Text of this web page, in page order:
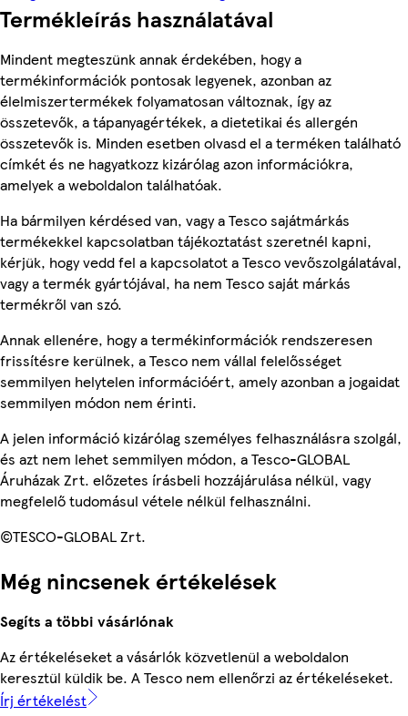
Termékleírás használatával
Mindent megteszünk annak érdekében, hogy a
termékinformációk pontosak legyenek, azonban az
élelmiszertermékek folyamatosan változnak, így az
összetevők, a tápanyagértékek, a dietetikai és allergén
összetevők is. Minden esetben olvasd el a terméken található
címkét és ne hagyatkozz kizárólag azon információkra,
amelyek a weboldalon találhatóak.
Ha bármilyen kérdésed van, vagy a Tesco sajátmárkás
termékekkel kapcsolatban tájékoztatást szeretnél kapni,
kérjük, hogy vedd fel a kapcsolatot a Tesco vevőszolgálatával,
vagy a termék gyártójával, ha nem Tesco saját márkás
termékről van szó.
Annak ellenére, hogy a termékinformációk rendszeresen
frissítésre kerülnek, a Tesco nem vállal felelősséget
semmilyen helytelen információért, amely azonban a jogaidat
semmilyen módon nem érinti.
A jelen információ kizárólag személyes felhasználásra szolgál,
és azt nem lehet semmilyen módon, a Tesco-GLOBAL
Áruházak Zrt. előzetes írásbeli hozzájárulása nélkül, vagy
megfelelő tudomásul vétele nélkül felhasználni.
©TESCO-GLOBAL Zrt.
Még nincsenek értékelések
Segíts a többi vásárlónak
Az értékeléseket a vásárlók közvetlenül a weboldalon
keresztül küldik be. A Tesco nem ellenőrzi az értékeléseket.
Írj értékelést